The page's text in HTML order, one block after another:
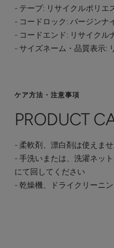
- テープ: リサイクルポリエ
- コードロック: バージンナ
- コードエンド: リサイクル
- サイズネーム・品質表示:
ケア方法・注意事項
PRODUCT
- 柔軟剤、漂白剤は使えま
- 手洗いまたは、洗濯ネッ
にて回してください
- 乾燥機、ドライクリーニ